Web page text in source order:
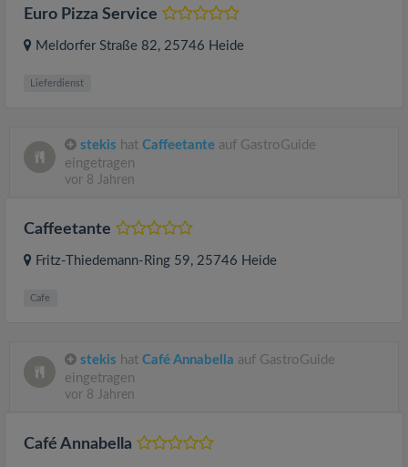
Euro Pizza Service
Meldorfer Straße 82, 25746 Heide
Lieferdienst
stekis hat Caffeetante auf GastroGuide
eingetragen
vor 8 Jahren
Caffeetante
Fritz-Thiedemann-Ring 59, 25746 Heide
Cafe
stekis hat Café Annabella auf GastroGuide
eingetragen
vor 8 Jahren
Café Annabella